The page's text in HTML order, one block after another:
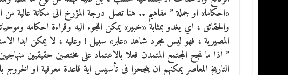
«احكاما» او جملة ” مفاهيم .. هنا تصل درجة المؤرخ الى مكانة عالية من
والحقائق ، اي يغدو بمثابة «خبير» يمكن اللجوء اليه وقراءة احكامه
المصيرية ، فهو ليس مجرد شاهد «عابر» سبيل ! وعليه ، لا يمكن ابدا
” اذا ما نجح المجتمع المتمدن فعلا بالاعتماد على مختصين حقيقيين
التاريخ المعاصر يمكنهم ان ينجحوا في تأسيس اية قاعدة معرفية او